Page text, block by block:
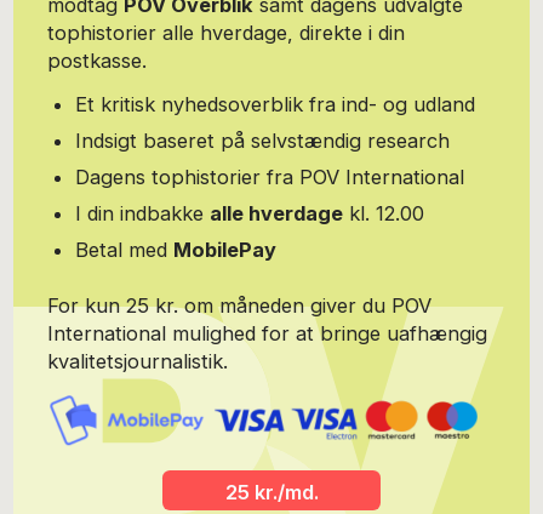
kapacitetsopbyggende EU-projekter i Tyrkiet i forbindelse med
tiltrædelsesprocessen mellem Tyrkiet og EU. Endelig har Yasmin
arbejdet som blogger for Børsen, hvor hun har skrevet om dansk
udlændingepolitik og dansk udenrigspolitik i forhold til
Mellemøsten. Hun er stifter af Global Migration and Politics,
mellemøstlige forhold, herunder flygtningeforhold,
migrationsstrømme, regional politiske forhold og policy making.
tophistorier alle hverdage, direkte i din
postkasse.
Et kritisk nyhedsoverblik fra ind- og udland
Indsigt baseret på selvstændig research
Dagens tophistorier fra POV International
I din indbakke alle hverdage kl. 12.00
Betal med MobilePay
For kun 25 kr. om måneden giver du POV
International mulighed for at bringe uafhængig
kvalitetsjournalistik.
25 kr./md.